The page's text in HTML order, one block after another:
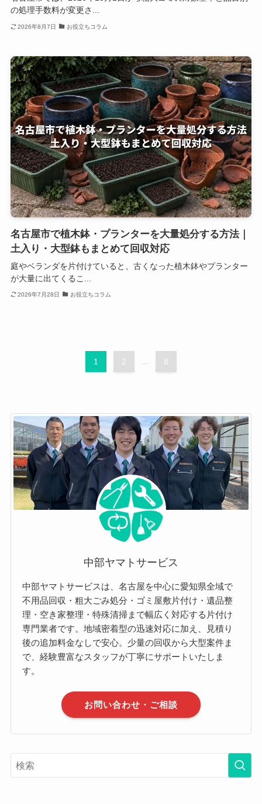
の処理手数料が変更さ...
2026年8月7日 お役立ちコラム
名古屋市で植木鉢・プランターを大量処分する方法｜
土入り・大型鉢もまとめて回収対応
庭やベランダを片付けていると、古くなった植木鉢やプランター
が大量に出てくるこ...
2026年7月28日 お役立ちコラム
1 2 8
中部ヤマトサービス
中部ヤマトサービスは、名古屋を中心に愛知県全域で
不用品回収・粗大ごみ処分・ゴミ屋敷片付け・遺品整
理・空き家整理・特殊清掃まで幅広く対応する片付け
専門業者です。地域密着型の迅速対応に加え、見積り
後の追加料金なしで安心。少量の回収から大型案件ま
で、経験豊富なスタッフが丁寧にサポートいたしま
す。
お問い合わせ・ご相談